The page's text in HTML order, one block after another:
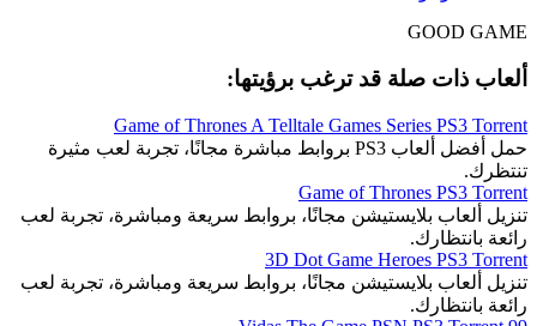
GOOD GAME
ألعاب ذات صلة قد ترغب برؤيتها:
Game of Thrones A Telltale Games Series PS3 Torrent
حمل أفضل ألعاب PS3 بروابط مباشرة مجانًا، تجربة لعب مثيرة
تنتظرك.
Game of Thrones PS3 Torrent
تنزيل ألعاب بلايستيشن مجانًا، بروابط سريعة ومباشرة، تجربة لعب
رائعة بانتظارك.
3D Dot Game Heroes PS3 Torrent
تنزيل ألعاب بلايستيشن مجانًا، بروابط سريعة ومباشرة، تجربة لعب
رائعة بانتظارك.